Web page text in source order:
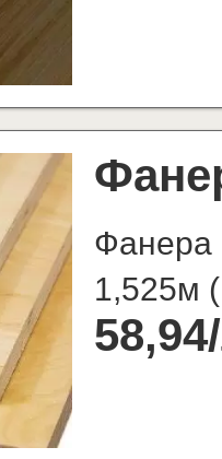
1,525м (
58,94/